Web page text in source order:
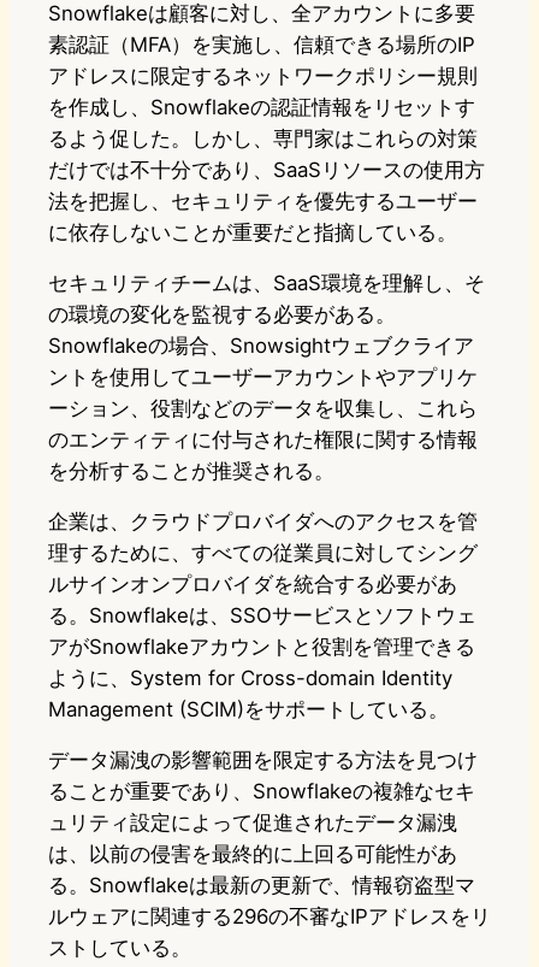
Snowflakeは顧客に対し、全アカウントに多要
素認証（MFA）を実施し、信頼できる場所のIP
アドレスに限定するネットワークポリシー規則
を作成し、Snowflakeの認証情報をリセットす
るよう促した。しかし、専門家はこれらの対策
だけでは不十分であり、SaaSリソースの使用方
法を把握し、セキュリティを優先するユーザー
に依存しないことが重要だと指摘している。
セキュリティチームは、SaaS環境を理解し、そ
の環境の変化を監視する必要がある。
Snowflakeの場合、Snowsightウェブクライア
ントを使用してユーザーアカウントやアプリケ
ーション、役割などのデータを収集し、これら
のエンティティに付与された権限に関する情報
を分析することが推奨される。
企業は、クラウドプロバイダへのアクセスを管
理するために、すべての従業員に対してシング
ルサインオンプロバイダを統合する必要があ
る。Snowflakeは、SSOサービスとソフトウェ
アがSnowflakeアカウントと役割を管理できる
ように、System for Cross-domain Identity
Management (SCIM)をサポートしている。
データ漏洩の影響範囲を限定する方法を見つけ
ることが重要であり、Snowflakeの複雑なセキ
ュリティ設定によって促進されたデータ漏洩
は、以前の侵害を最終的に上回る可能性があ
る。Snowflakeは最新の更新で、情報窃盗型マ
ルウェアに関連する296の不審なIPアドレスをリ
ストしている。